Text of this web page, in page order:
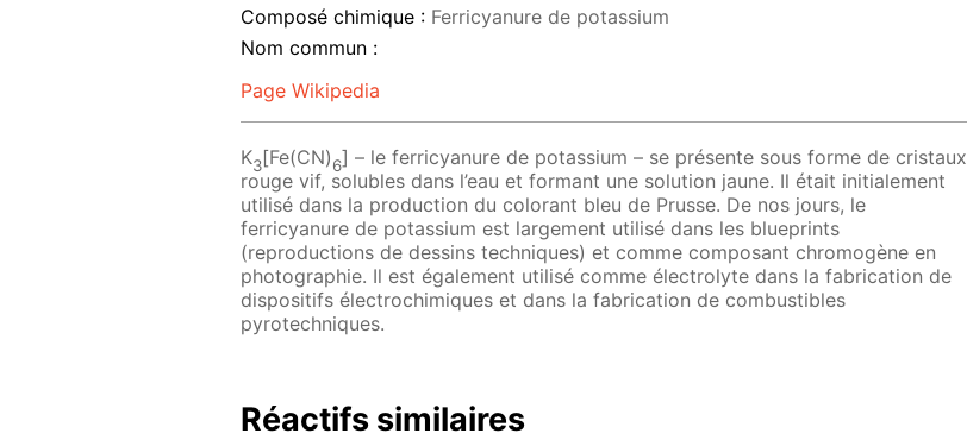
Composé chimique : Ferricyanure de potassium
Nom commun :
Page Wikipedia
K3[Fe(CN)6] – le ferricyanure de potassium – se présente sous forme de cristaux
rouge vif, solubles dans l’eau et formant une solution jaune. Il était initialement
utilisé dans la production du colorant bleu de Prusse. De nos jours, le
ferricyanure de potassium est largement utilisé dans les blueprints
(reproductions de dessins techniques) et comme composant chromogène en
photographie. Il est également utilisé comme électrolyte dans la fabrication de
dispositifs électrochimiques et dans la fabrication de combustibles
pyrotechniques.
Réactifs similaires